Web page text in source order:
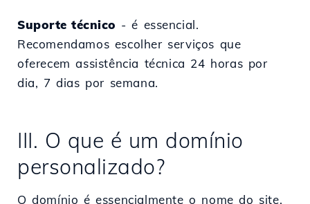
Suporte técnico - é essencial.
Recomendamos escolher serviços que
oferecem assistência técnica 24 horas por
dia, 7 dias por semana.
III. O que é um domínio
personalizado?
O domínio é essencialmente o nome do site.